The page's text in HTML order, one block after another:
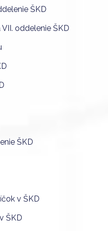
ŠKD
oddelenie ŠKD
ŠKD
v ŠKD
ŠKD